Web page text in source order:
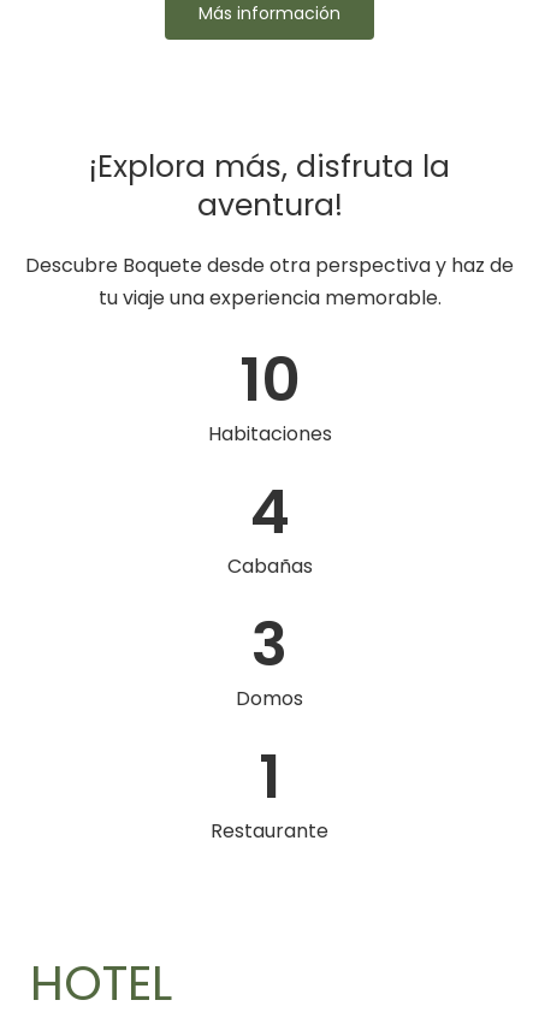
Más información
¡Explora más, disfruta la
aventura!
Descubre Boquete desde otra perspectiva y haz de
tu viaje una experiencia memorable.
Habitaciones
10
Cabañas
4
Domos
3
Restaurante
1
HOTEL